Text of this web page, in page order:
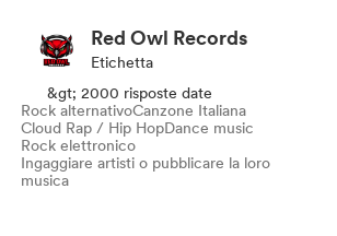
Red Owl Records
Etichetta
&gt; 2000 risposte date
Rock alternativoCanzone Italiana
Cloud Rap / Hip HopDance music
Rock elettronico
Ingaggiare artisti o pubblicare la loro
musica